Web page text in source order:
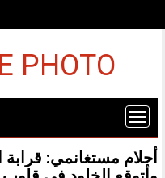
PHOTO
أحلام مستغانمي: